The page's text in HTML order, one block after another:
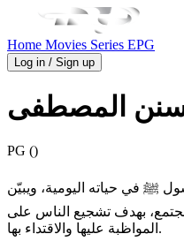
Home Movies Series EPG
Log in / Sign up
المصطفى
PG ()
ﷺ في حياته اليومية، ويبيّن
بهدف تشجيع الناس على
المواظبة عليها والاقتداء بها.